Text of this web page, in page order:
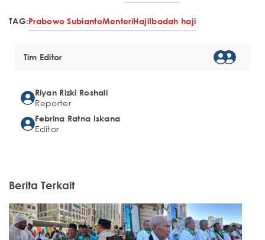
TAG:Prabowo SubiantoMenteriHajiIbadah haji
Tim Editor
Riyan Rizki Roshali
Reporter
Febrina Ratna Iskana
Editor
Berita Terkait